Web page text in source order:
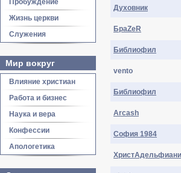
Пробуждение
Жизнь церкви
Служения
Мир вокруг
Влияние христиан
Работа и бизнес
Наука и вера
Конфессии
Апологетика
Духовник
БраZеR
Библиофил
vento
Библиофил
Arcash
София 1984